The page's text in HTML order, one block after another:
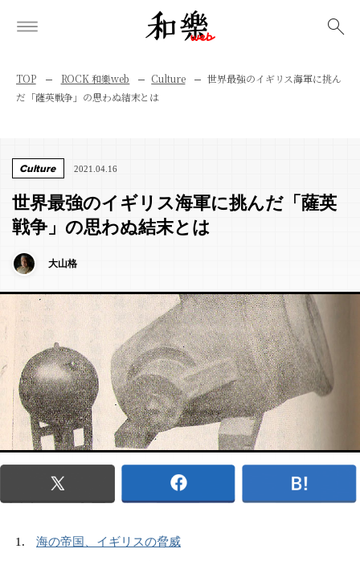
TOP ROCK 和樂web Culture
世界最強のイギリス海軍に挑ん
だ「薩英戦争」の思わぬ結末とは
Culture 2021.04.16
世界最強のイギリス海軍に挑んだ「薩英
戦争」の思わぬ結末とは
大山格
海の帝国、イギリスの脅威